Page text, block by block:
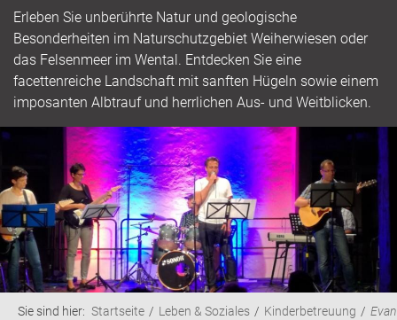
Erleben Sie unberührte Natur und geologische
Besonderheiten im Naturschutzgebiet Weiherwiesen oder
das Felsenmeer im Wental. Entdecken Sie eine
facettenreiche Landschaft mit sanften Hügeln sowie einem
imposanten Albtrauf und herrlichen Aus- und Weitblicken.
Sie sind hier: Startseite Leben & Soziales Kinderbetreuung